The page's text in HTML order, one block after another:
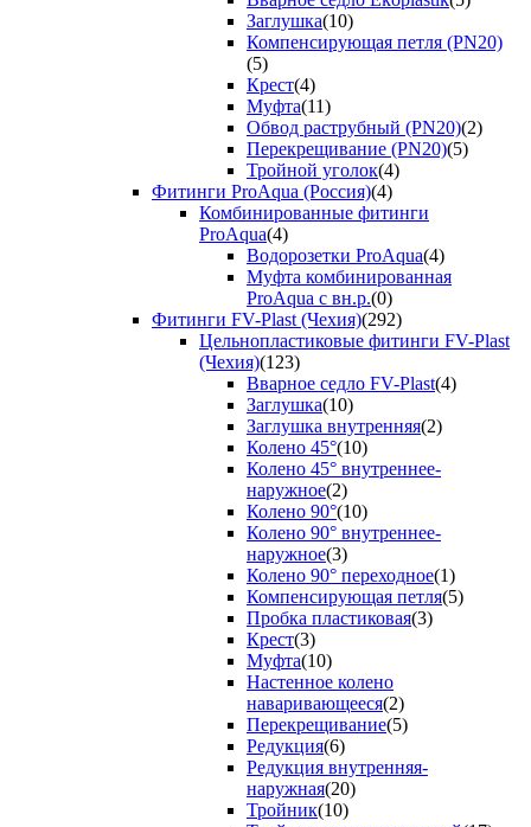
Заглушка(10)
Компенсирующая петля (PN20)
(5)
Крест(4)
Муфта(11)
Обвод раструбный (PN20)(2)
Перекрещивание (PN20)(5)
Тройной уголок(4)
Фитинги ProAqua (Россия)(4)
Комбинированные фитинги
ProAqua(4)
Водорозетки ProAqua(4)
Муфта комбинированная
ProAqua с вн.р.(0)
Фитинги FV-Plast (Чехия)(292)
Цельнопластиковые фитинги FV-Plast
(Чехия)(123)
Вварное седло FV-Plast(4)
Заглушка(10)
Заглушка внутренняя(2)
Колено 45°(10)
Колено 45° внутреннее-
наружное(2)
Колено 90°(10)
Колено 90° внутреннее-
наружное(3)
Колено 90° переходное(1)
Компенсирующая петля(5)
Пробка пластиковая(3)
Крест(3)
Муфта(10)
Настенное колено
наваривающееся(2)
Перекрещивание(5)
Редукция(6)
Редукция внутренняя-
наружная(20)
Тройник(10)